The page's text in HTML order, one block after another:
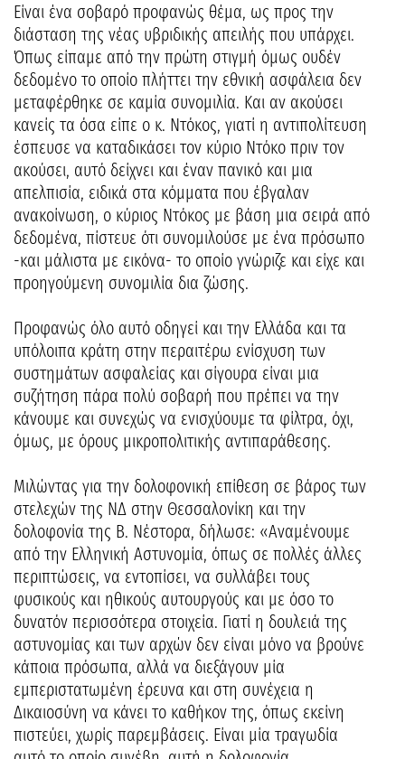
Είναι ένα σοβαρό προφανώς θέμα, ως προς την
διάσταση της νέας υβριδικής απειλής που υπάρχει.
Όπως είπαμε από την πρώτη στιγμή όμως ουδέν
δεδομένο το οποίο πλήττει την εθνική ασφάλεια δεν
μεταφέρθηκε σε καμία συνομιλία. Και αν ακούσει
κανείς τα όσα είπε ο κ. Ντόκος, γιατί η αντιπολίτευση
έσπευσε να καταδικάσει τον κύριο Ντόκο πριν τον
ακούσει, αυτό δείχνει και έναν πανικό και μια
απελπισία, ειδικά στα κόμματα που έβγαλαν
ανακοίνωση, ο κύριος Ντόκος με βάση μια σειρά από
δεδομένα, πίστευε ότι συνομιλούσε με ένα πρόσωπο
-και μάλιστα με εικόνα- το οποίο γνώριζε και είχε και
προηγούμενη συνομιλία δια ζώσης.
Προφανώς όλο αυτό οδηγεί και την Ελλάδα και τα
υπόλοιπα κράτη στην περαιτέρω ενίσχυση των
συστημάτων ασφαλείας και σίγουρα είναι μια
συζήτηση πάρα πολύ σοβαρή που πρέπει να την
κάνουμε και συνεχώς να ενισχύουμε τα φίλτρα, όχι,
όμως, με όρους μικροπολιτικής αντιπαράθεσης.
Μιλώντας για την δολοφονική επίθεση σε βάρος των
στελεχών της ΝΔ στην Θεσσαλονίκη και την
δολοφονία της Β. Νέστορα, δήλωσε: «Αναμένουμε
από την Ελληνική Αστυνομία, όπως σε πολλές άλλες
περιπτώσεις, να εντοπίσει, να συλλάβει τους
φυσικούς και ηθικούς αυτουργούς και με όσο το
δυνατόν περισσότερα στοιχεία. Γιατί η δουλειά της
αστυνομίας και των αρχών δεν είναι μόνο να βρούνε
κάποια πρόσωπα, αλλά να διεξάγουν μία
εμπεριστατωμένη έρευνα και στη συνέχεια η
Δικαιοσύνη να κάνει το καθήκον της, όπως εκείνη
πιστεύει, χωρίς παρεμβάσεις. Είναι μία τραγωδία